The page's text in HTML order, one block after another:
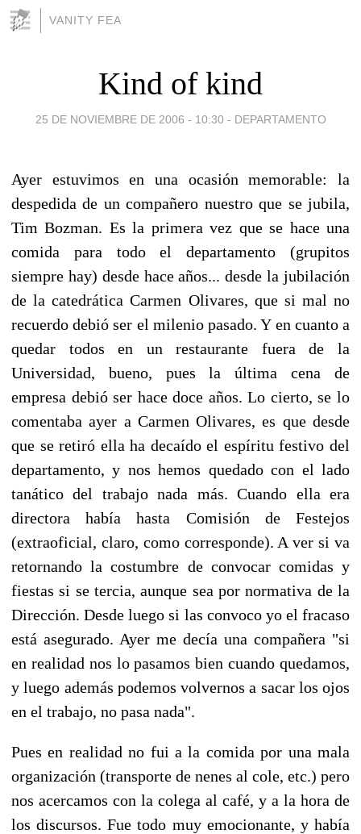
VANITY FEA
Kind of kind
25 DE NOVIEMBRE DE 2006 - 10:30 - DEPARTAMENTO
Ayer estuvimos en una ocasión memorable: la
despedida de un compañero nuestro que se jubila,
Tim Bozman. Es la primera vez que se hace una
comida para todo el departamento (grupitos
siempre hay) desde hace años... desde la jubilación
de la catedrática Carmen Olivares, que si mal no
recuerdo debió ser el milenio pasado. Y en cuanto a
quedar todos en un restaurante fuera de la
Universidad, bueno, pues la última cena de
empresa debió ser hace doce años. Lo cierto, se lo
comentaba ayer a Carmen Olivares, es que desde
que se retiró ella ha decaído el espíritu festivo del
departamento, y nos hemos quedado con el lado
tanático del trabajo nada más. Cuando ella era
directora había hasta Comisión de Festejos
(extraoficial, claro, como corresponde). A ver si va
retornando la costumbre de convocar comidas y
fiestas si se tercia, aunque sea por normativa de la
Dirección. Desde luego si las convoco yo el fracaso
está asegurado. Ayer me decía una compañera "si
en realidad nos lo pasamos bien cuando quedamos,
y luego además podemos volvernos a sacar los ojos
en el trabajo, no pasa nada".
Pues en realidad no fui a la comida por una mala
organización (transporte de nenes al cole, etc.) pero
nos acercamos con la colega al café, y a la hora de
los discursos. Fue todo muy emocionante, y había